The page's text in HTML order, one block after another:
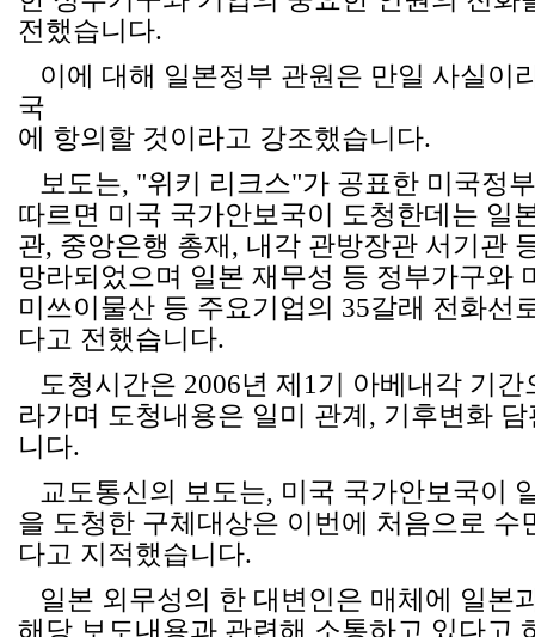
전했습니다.
이에 대해 일본정부 관원은 만일 사실이
국
에 항의할 것이라고 강조했습니다.
보도는, "위키 리크스"가 공표한 미국정
따르면 미국 국가안보국이 도청한데는 일
관, 중앙은행 총재, 내각 관방장관 서기관
망라되었으며 일본 재무성 등 정부가구와
미쓰이물산 등 주요기업의 35갈래 전화선
다고 전했습니다.
도청시간은 2006년 제1기 아베내각 기간
라가며 도청내용은 일미 관계, 기후변화
니다.
교도통신의 보도는, 미국 국가안보국이
을 도청한 구체대상은 이번에 처음으로 수
다고 지적했습니다.
일본 외무성의 한 대변인은 매체에 일본
해당 보도내용과 관련해 소통하고 있다고